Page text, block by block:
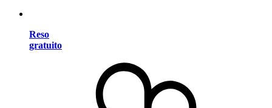
Reso
gratuito